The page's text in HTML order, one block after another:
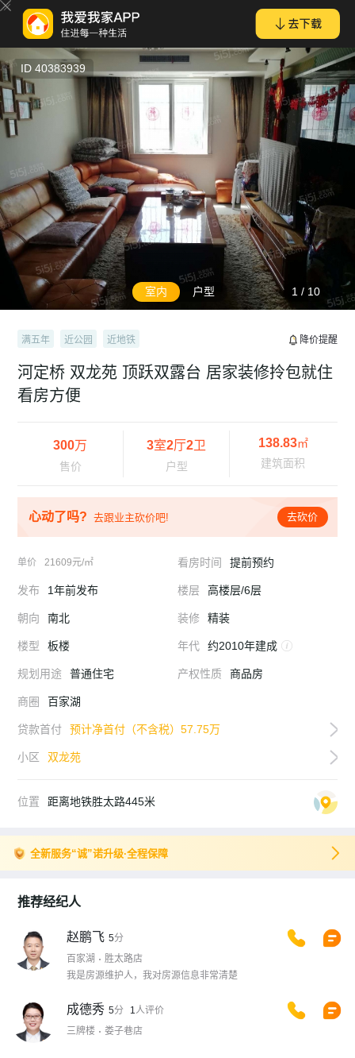
河定桥 双龙苑 顶跃双露台 居家装修拎包就住看房方便
1 / 10
ID 40383939
室内 户型
满五年 近公园 近地铁 降价提醒
河定桥 双龙苑 顶跃双露台 居家装修拎包就住
看房方便
300万
售价
3室2厅2卫
户型
138.83㎡
建筑面积
心动了吗? 去跟业主砍价吧! 去砍价
单价 21609元/㎡ 看房时间 提前预约
发布 1年前发布 楼层 高楼层/6层
朝向 南北 装修 精装
楼型 板楼 年代 约2010年建成
规划用途 普通住宅 产权性质 商品房
商圈 百家湖
贷款首付 预计净首付（不含税）57.75万
小区 双龙苑
位置 距离地铁胜太路445米
全新服务“诚”诺升级·全程保障
推荐经纪人
赵鹏飞 5分
百家湖
胜太路店
我是房源维护人，我对房源信息非常清楚
成德秀 5分 1人评价
三牌楼
娄子巷店